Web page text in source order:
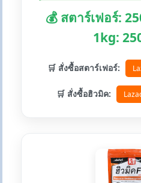
💰 สตาร์เฟอร์:
1kg:
🛒 สั่งซื้อสตาร์เฟอร์:
🛒 สั่งซื้อฮิวมิค: